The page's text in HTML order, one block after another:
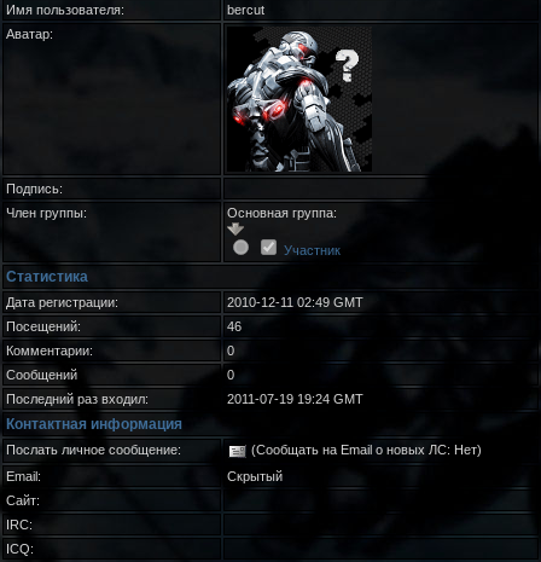
Имя пользователя:
bercut
Аватар:
Подпись:
Член группы:
Основная группа:
Участник
Статистика
Дата регистрации:
2010-12-11 02:49 GMT
Посещений:
46
Комментарии:
0
Сообщений
0
Последний раз входил:
2011-07-19 19:24 GMT
Контактная информация
Послать личное сообщение:
(Сообщать на Email о новых ЛС: Нет)
Email:
Скрытый
Сайт:
IRC:
ICQ: